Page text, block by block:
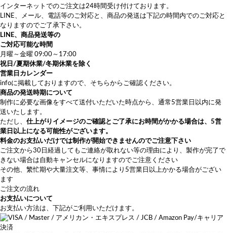
インターネットでのご注文は24時間受け付けております。
LINE、メール、電話等のご対応と、商品の発送は下記の時間内でのご対応と
なりますのでご了承下さい。
LINE、商品発送等の
ご対応可能な時間
月曜～金曜 09:00～17:00
祝日/夏期休業/冬期休業を除く
営業日カレンダー
infoに掲載しておりますので、そちらからご確認ください。
商品の発送時期について
制作に必要な画像をすべて送付いただいた時点から、通常5営業日以内に発
送いたします。
ただし、 仕上がりイメージのご確認とご了承にお時間がかかる場合は、5営
業日以上になる可能性がございます。
料金のお支払いだけでは制作が開始できませんのでご注意下さい
ご注文から30日経過してもご連絡が取れない等の理由により、製作が完了で
きない場合は自動キャンセルになりますのでご注意ください
その他、繁忙期や大量注文等、事情により5営業日以上かかる場合がござい
ます
ご注文の流れ
お支払いについて
お支払い方法は、下記がご利用いただけます。